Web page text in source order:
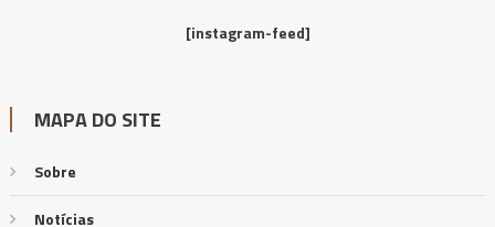
[instagram-feed]
MAPA DO SITE
Sobre
Notícias